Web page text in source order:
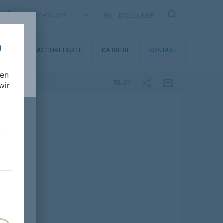
FORBO-GRUPPE
NACHHALTIGKEIT KARRIERE KONTAKT